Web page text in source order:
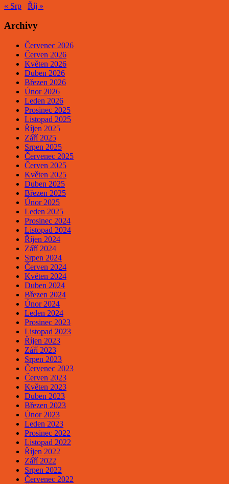
« Srp
Říj »
Archivy
Červenec 2026
Červen 2026
Květen 2026
Duben 2026
Březen 2026
Únor 2026
Leden 2026
Prosinec 2025
Listopad 2025
Říjen 2025
Září 2025
Srpen 2025
Červenec 2025
Červen 2025
Květen 2025
Duben 2025
Březen 2025
Únor 2025
Leden 2025
Prosinec 2024
Listopad 2024
Říjen 2024
Září 2024
Srpen 2024
Červen 2024
Květen 2024
Duben 2024
Březen 2024
Únor 2024
Leden 2024
Prosinec 2023
Listopad 2023
Říjen 2023
Září 2023
Srpen 2023
Červenec 2023
Červen 2023
Květen 2023
Duben 2023
Březen 2023
Únor 2023
Leden 2023
Prosinec 2022
Listopad 2022
Říjen 2022
Září 2022
Srpen 2022
Červenec 2022